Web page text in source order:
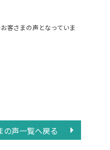
客さまの声となっていま
の声一覧へ戻る